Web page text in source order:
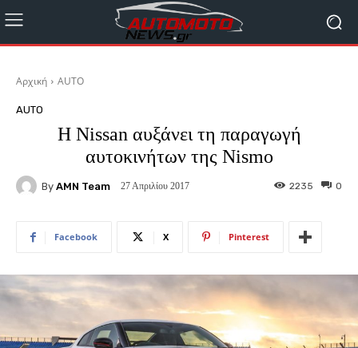
Αρχική AUTO
AUTO
Η Nissan αυξάνει τη παραγωγή
αυτοκινήτων της Nismo
By AMN Team 27 Απριλίου 2017 0
2235
Facebook X Pinterest